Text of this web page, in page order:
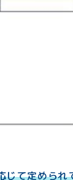
じて定められ